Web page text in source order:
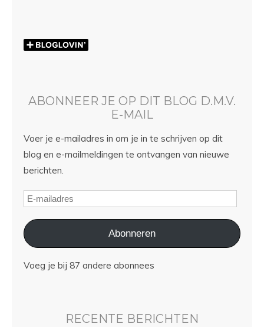
ABONNEER JE OP DIT BLOG D.M.V.
E-MAIL
Voer je e-mailadres in om je in te schrijven op dit
blog en e-mailmeldingen te ontvangen van nieuwe
berichten.
Abonneren
Voeg je bij 87 andere abonnees
RECENTE BERICHTEN